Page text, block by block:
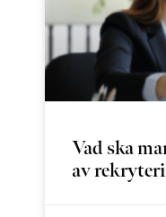
Vad ska
av